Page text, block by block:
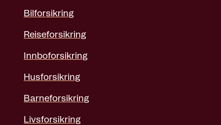
Bilforsikring
Reiseforsikring
Innboforsikring
Husforsikring
Barneforsikring
Livsforsikring